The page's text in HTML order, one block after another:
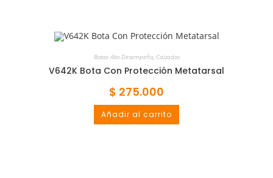
Botas Alto Desempeño, Calzados
V642K Bota Con Protección Metatarsal
$ 275.000
Añadir al carrito